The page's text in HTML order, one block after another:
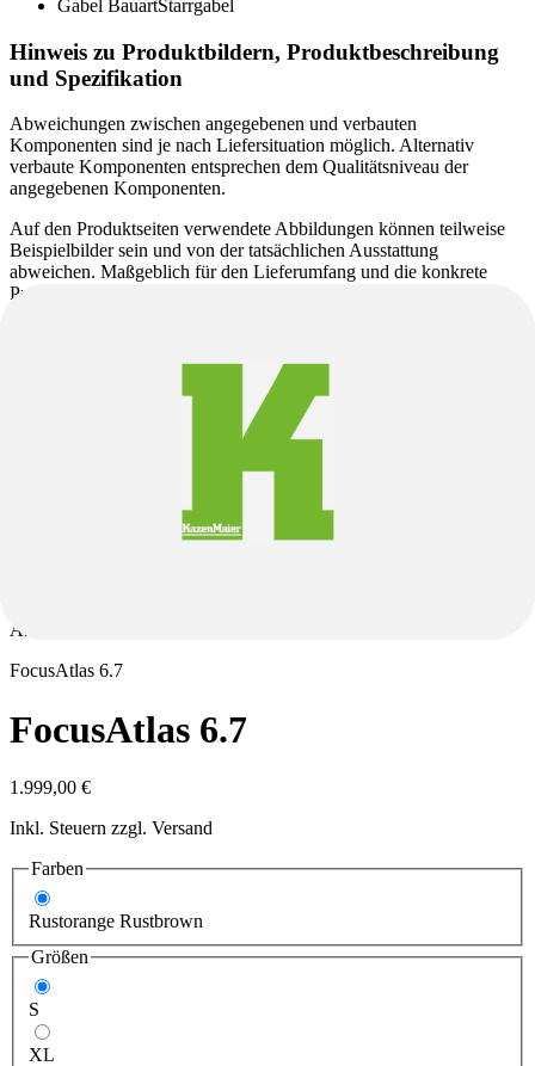
Gabel BauartStarrgabel
Hinweis zu Produktbildern, Produktbeschreibung
und Spezifikation
Abweichungen zwischen angegebenen und verbauten
Komponenten sind je nach Liefersituation möglich. Alternativ
verbaute Komponenten entsprechen dem Qualitätsniveau der
angegebenen Komponenten.
Auf den Produktseiten verwendete Abbildungen können teilweise
Beispielbilder sein und von der tatsächlichen Ausstattung
abweichen. Maßgeblich für den Lieferumfang und die konkrete
Produktausführung sind ausschließlich die angegebenen
definierten Modellreihe und nicht zwingend dem Baujahr. Da einige
Modelle über mehrere Jahre hinweg unverändert produziert werden,
kann das tatsächliche Herstellungsjahr variieren. Unabhängig davon
erhalten Sie ein aktuelles Produkt gemäß den angegebenen
sein. Trotz sorgfältiger Kontrolle können Fehler nicht vollständig
ausgeschlossen werden. Eine Verbindlichkeit der
Änderungen und Irrtümer vorbehalten.
FocusAtlas 6.7
FocusAtlas 6.7
1.999,00 €
Inkl. Steuern zzgl. Versand
Farben
Rustorange Rustbrown
Größen
S
XL